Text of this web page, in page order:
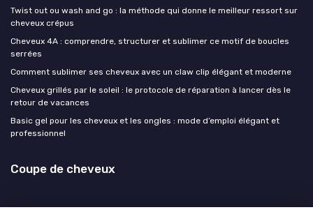
Twist out ou wash and go : la méthode qui donne le meilleur ressort sur
cheveux crépus
Cheveux 4A : comprendre, structurer et sublimer ce motif de boucles
serrées
Comment sublimer ses cheveux avec un claw clip élégant et moderne
Cheveux grillés par le soleil : le protocole de réparation à lancer dès le
retour de vacances
Basic gel pour les cheveux et les ongles : mode d’emploi élégant et
professionnel
Coupe de cheveux